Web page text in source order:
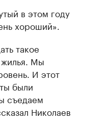
в этом году
хороший».
такое
жилья. Мы
И этот
были
съедаем
Николаев